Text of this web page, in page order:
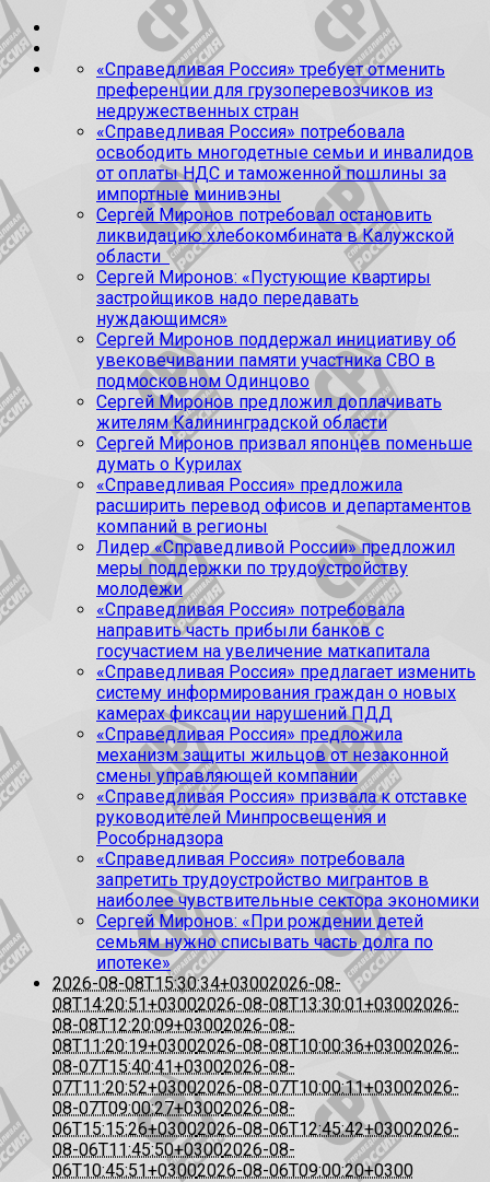
«Справедливая Россия» требует отменить
преференции для грузоперевозчиков из
недружественных стран
«Справедливая Россия» потребовала
освободить многодетные семьи и инвалидов
от оплаты НДС и таможенной пошлины за
импортные минивэны
Сергей Миронов потребовал остановить
ликвидацию хлебокомбината в Калужской
области
Сергей Миронов: «Пустующие квартиры
застройщиков надо передавать
нуждающимся»
Сергей Миронов поддержал инициативу об
увековечивании памяти участника СВО в
подмосковном Одинцово
Сергей Миронов предложил доплачивать
жителям Калининградской области
Сергей Миронов призвал японцев поменьше
думать о Курилах
«Справедливая Россия» предложила
расширить перевод офисов и департаментов
компаний в регионы
Лидер «Справедливой России» предложил
меры поддержки по трудоустройству
молодежи
«Справедливая Россия» потребовала
направить часть прибыли банков с
госучастием на увеличение маткапитала
«Справедливая Россия» предлагает изменить
систему информирования граждан о новых
камерах фиксации нарушений ПДД
«Справедливая Россия» предложила
механизм защиты жильцов от незаконной
смены управляющей компании
«Справедливая Россия» призвала к отставке
руководителей Минпросвещения и
Рособрнадзора
«Справедливая Россия» потребовала
запретить трудоустройство мигрантов в
наиболее чувствительные сектора экономики
Сергей Миронов: «При рождении детей
семьям нужно списывать часть долга по
ипотеке»
2026-08-08T15:30:34+03002026-08-
08T14:20:51+03002026-08-08T13:30:01+03002026-
08-08T12:20:09+03002026-08-
08T11:20:19+03002026-08-08T10:00:36+03002026-
08-07T15:40:41+03002026-08-
07T11:20:52+03002026-08-07T10:00:11+03002026-
08-07T09:00:27+03002026-08-
06T15:15:26+03002026-08-06T12:45:42+03002026-
08-06T11:45:50+03002026-08-
06T10:45:51+03002026-08-06T09:00:20+0300